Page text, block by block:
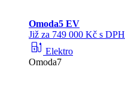
Omoda5 EV
Již za 749 000 Kč s DPH
ev_station Elektro
Omoda7